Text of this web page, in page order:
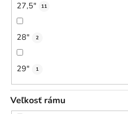
27,5" 11
28" 2
29" 1
Veľkosť rámu